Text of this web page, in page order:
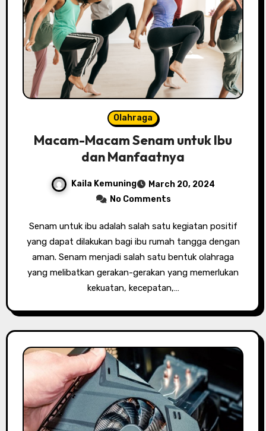
Olahraga
Macam-Macam Senam untuk Ibu
dan Manfaatnya
Kaila Kemuning
March 20, 2024
No Comments
Senam untuk ibu adalah salah satu kegiatan positif
yang dapat dilakukan bagi ibu rumah tangga dengan
aman. Senam menjadi salah satu bentuk olahraga
yang melibatkan gerakan-gerakan yang memerlukan
kekuatan, kecepatan,…